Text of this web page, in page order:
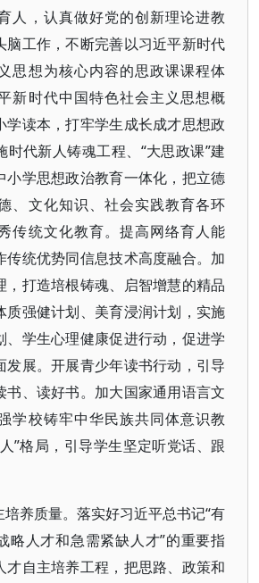
人，认真做好党的创新理论进教
脑工作，不断完善以习近平新时代
思想为核心内容的思政课课程体
新时代中国特色社会主义思想概
学读本，打牢学生成长成才思想政
时代新人铸魂工程、“大思政课”建
小学思想政治教育一体化，把立德
、文化知识、社会实践教育各环
传统文化教育。提高网络育人能
传统优势同信息技术高度融合。加
，打造培根铸魂、启智增慧的精品
质强健计划、美育浸润计划，实施
、学生心理健康促进行动，促进学
发展。开展青少年读书行动，引导
书、读好书。加大国家通用语言文
学校铸牢中华民族共同体意识教
”格局，引导学生坚定听党话、跟
养质量。落实好习近平总书记“有
略人才和急需紧缺人才”的重要指
才自主培养工程，把思路、政策和